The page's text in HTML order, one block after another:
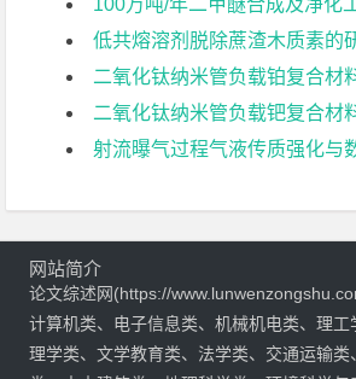
100万吨/年二甲醚合成及净化
低共熔溶剂脱除蔗渣木质素的
二氧化钛纳米管负载铂复合材料的合成及其
二氧化钛纳米管负载钯复合材料的合成及其
射流曝气过程气液传质强化与
网站简介
论文综述网(https://
计算机类、电子信息类、机械机电类、理工
理学类、文学教育类、法学类、交通运输